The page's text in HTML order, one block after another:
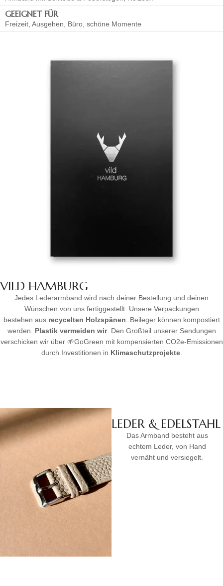
GEEIGNET FÜR
Freizeit, Ausgehen, Büro, schöne Momente
VILD HAMBURG
Jedes Lederarmband wird nach deiner Bestellung und deinen
Wünschen von uns fertiggestellt. Unsere Verpackungen
bestehen aus recycelten Holzspänen . Beileger können kompostiert
werden. Plastik vermeiden wir. Den Großteil unserer Sendungen
verschicken wir über 🌱GoGreen mit kompensierten CO2e-Emissionen
durch Investitionen in Klimaschutzprojekte.
LEDER & EDELSTAHL
Das Armband besteht aus
echtem Leder, von Hand
vernäht und versiegelt.